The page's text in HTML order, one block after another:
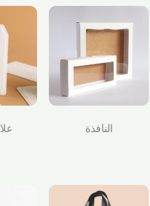
النافذة